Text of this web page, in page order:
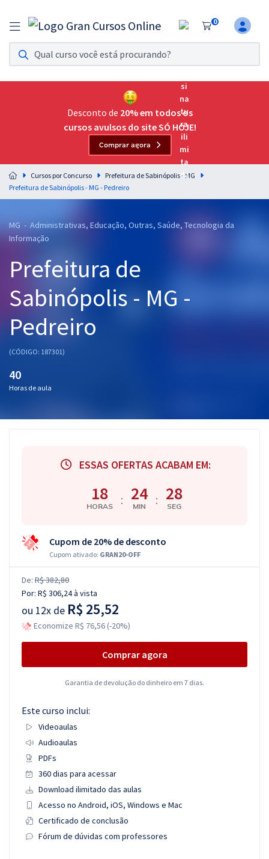
0
Assinatura Ilimitada 11
Acesso a todos os cursos. Teste grátis por 7 dias!
Assinatura OAB Até Passar
Acesso ilimitado a toda preparação para o Exame da
Residências Multiprofissionais
Preparação completa e intensiva para as principais
residências em saúde do Brasil
Assinatura Ilimitada
Graduação
OAB
Conteúdo gratuito
Desconto de 20% em todos os
cursos avulsos do site SÓ HOJE!
Comprar agora
Cursos por Concurso
Prefeitura de Sabinópolis - MG
Prefeitura de Sabinópolis - MG - Pedreiro
MG - Administrativas, Educação, Outras, Saúde, Tecnologia da
Informação
Prefeitura de
Sabinópolis - MG -
Pedreiro
(CÓDIGO: 187301)
40
Horas de aula
ESSAS OFERTAS ACABAM EM:
18
HORAS : 24
MIN : 27
SEG
Cupom de 20% de desconto
Cupom ativado: GRAN20-OFF
De: R$ 382,80
Por: R$ 306,24à vista
ou 12x de R$ 25,52
Economize R$ 76,56 (-20%)
Comprar agora
Garantia de devolução do dinheiro em 7 dias.
Este curso inclui:
Videoaulas
Audioaulas
PDFs
360 dias para acessar
Download ilimitado das aulas
Acesso no Android, iOS, Windows e Mac
Certificado de conclusão
Fórum de dúvidas com professores